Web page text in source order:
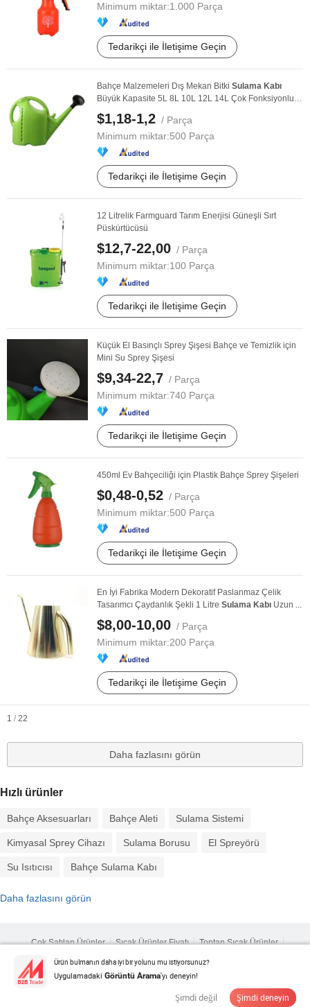
Minimum miktar:1.000 Parça
Tedarikçi ile İletişime Geçin
Bahçe Malzemeleri Dış Mekan Bitki Sulama Kabı
Büyük Kapasite 5L 8L 10L 12L 14L Çok Fonksiyonlu
Bahçe ...
$1,18-1,2 / Parça
Minimum miktar:500 Parça
Tedarikçi ile İletişime Geçin
12 Litrelik Farmguard Tarım Enerjisi Güneşli Sırt
Püskürtücüsü
$12,7-22,00 / Parça
Minimum miktar:100 Parça
Tedarikçi ile İletişime Geçin
Küçük El Basınçlı Sprey Şişesi Bahçe ve Temizlik için
Mini Su Sprey Şişesi
$9,34-22,7 / Parça
Minimum miktar:740 Parça
Tedarikçi ile İletişime Geçin
450ml Ev Bahçeciliği için Plastik Bahçe Sprey Şişeleri
$0,48-0,52 / Parça
Minimum miktar:500 Parça
Tedarikçi ile İletişime Geçin
En İyi Fabrika Modern Dekoratif Paslanmaz Çelik
Tasarımcı Çaydanlık Şekli 1 Litre Sulama Kabı Uzun ...
$8,00-10,00 / Parça
Minimum miktar:200 Parça
Tedarikçi ile İletişime Geçin
1 / 22
Daha fazlasını görün
Ürün bulmanın daha iyi bir yolunu mu istiyorsunuz?
Uygulamadaki Görüntü Arama'yı deneyin!
Şimdi değil Şimdi deneyin
Hızlı ürünler
Bahçe Aksesuarları Bahçe Aleti Sulama Sistemi
Kimyasal Sprey Cihazı Sulama Borusu El Spreyörü
Su Isıtıcısı Bahçe Sulama Kabı
Daha fazlasını görün
Çok Satılan Ürünler Sıcak Ürünler Fiyatı
Toptan Sıcak Ürünler
Yıldız alıcı
PC Sitesi
Analizler
Zarf
Kullanıcı Sözleşmesi Gizlilik Politikası
Copyright © 2026 Focus Technology Co., Ltd. All Rights Reserved